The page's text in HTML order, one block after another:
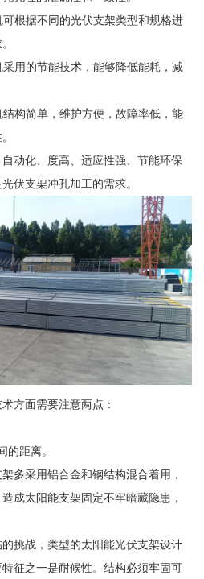
根据不同的光伏支架类型和规格进
用的节能技术，能够降低能耗，减
构简单，维护方便，故障率低，能
动化、度高、适应性强、节能环保
伏支架冲孔加工的需求。
方面需要注意两点：
的距离。
多采用铝合金和钢结构混合着用，
成太阳能支架固定不牢暗藏隐患，
挑战，类型的太阳能光伏支架设计
征之一是耐候性。结构必须牢固可